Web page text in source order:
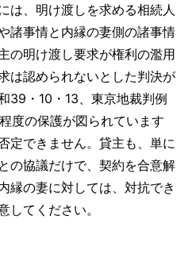
は、明け渡しを求める相続人
諸事情と内縁の妻側の諸事情
の明け渡し要求が権利の濫用
は認められないとした判決が
39・10・13、東京地裁判例
度の保護が図られています
定できません。貸主も、単に
の協議だけで、契約を合意解
縁の妻に対しては、対抗でき
してください。